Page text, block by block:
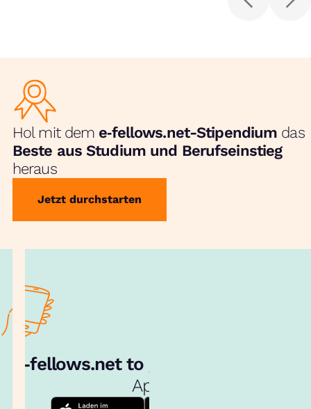
Hol mit dem e‑fellows.net-Stipendium das
Beste aus Studium und Berufseinstieg
heraus
Jetzt durchstarten
e‑fellows.net to go:
App!